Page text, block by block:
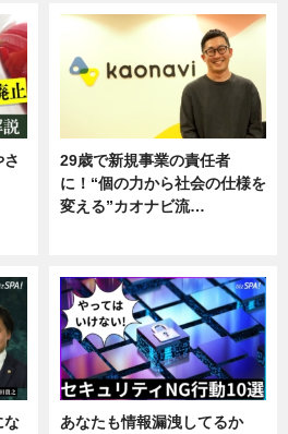
29歳で新規事業の責任者
に！“個の力から社会の仕様を
変える”カオナビ流…
な
あなたも情報漏洩してるか